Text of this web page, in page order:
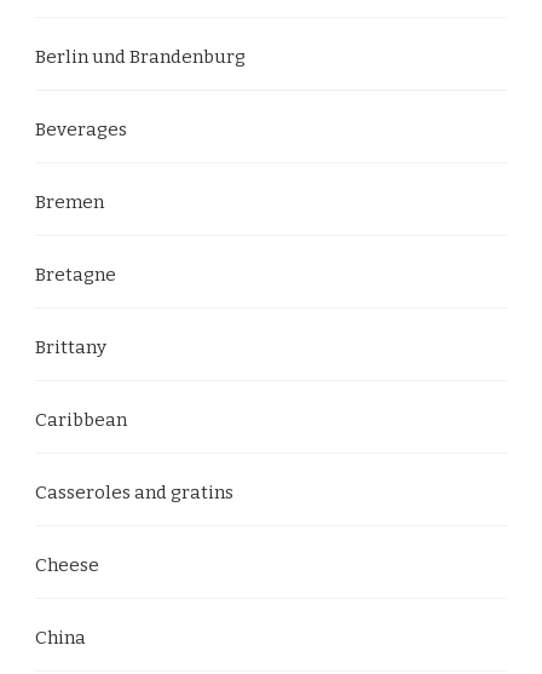
Berlin und Brandenburg
Beverages
Bremen
Bretagne
Brittany
Caribbean
Casseroles and gratins
Cheese
China